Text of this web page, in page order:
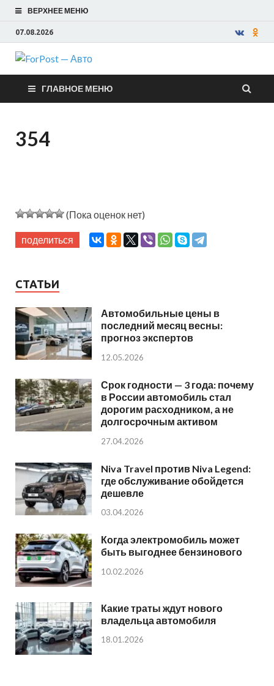
ВЕРХНЕЕ МЕНЮ
07.08.2026
ForPost —
Авто
ГЛАВНОЕ МЕНЮ
354
(Пока оценок нет)
поделиться
СТАТЬИ
Автомобильные цены в
последний месяц весны:
прогноз экспертов
12.05.2026
Срок годности — 3 года: почему
в России автомобиль стал
дорогим расходником, а не
долгосрочным активом
27.04.2026
Niva Travel против Niva Legend:
где обслуживание обойдется
дешевле
03.04.2026
Когда электромобиль может
быть выгоднее бензинового
10.02.2026
Какие траты ждут нового
владельца автомобиля
18.01.2026